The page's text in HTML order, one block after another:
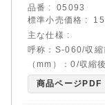
品番
05093
標準小売価格
主な仕様
呼称：S-060/収
（mm）：0/収縮
商品ページPDF